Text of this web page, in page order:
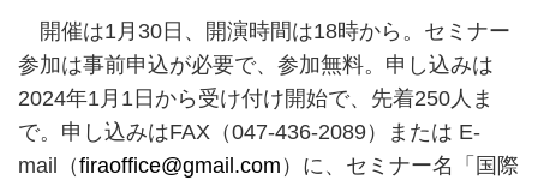
開催は1月30日、開演時間は18時から。セミナー
参加は事前申込が必要で、参加無料。申し込みは
2024年1月1日から受け付け開始で、先着250人ま
で。申し込みはFAX（047-436-2089）または E-
mail（firaoffice@gmail.com ）に、セミナー名「国際